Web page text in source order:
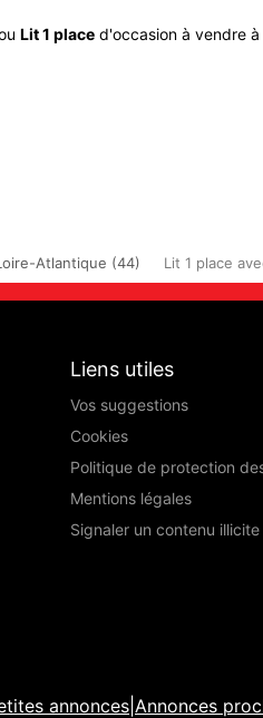
Lit 1 place d'occasion à vendre à
Atlantique (44) Lit 1 place
Liens utiles
Vos suggestions
Cookies
Politique de protection
Mentions légales
Signaler un contenu illicite
annonces Annonces